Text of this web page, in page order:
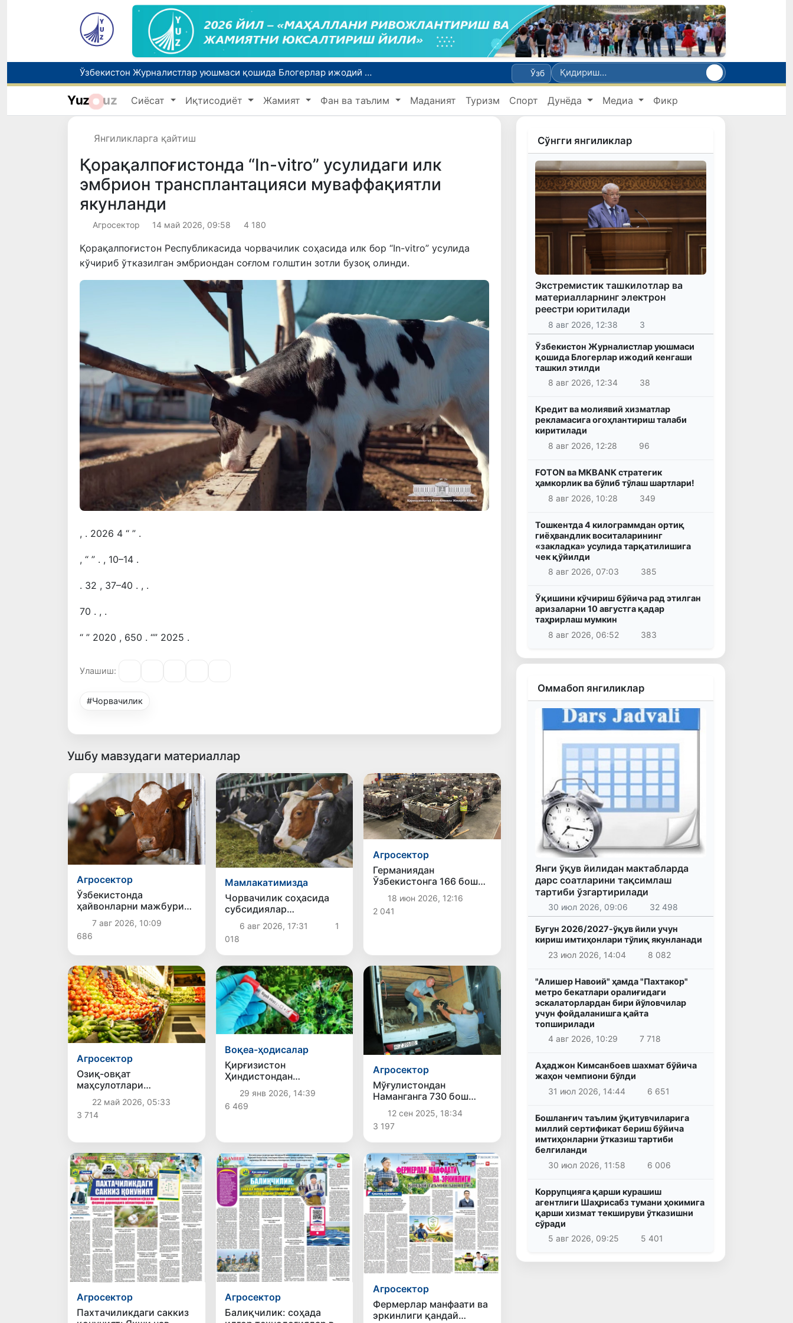
Ўзбекистон Журналистлар уюшмаси қошида Блогерлар ижодий кенгаши ташкил этилди
Кредит ва молиявий хизматлар рекламасига огоҳлантириш талаби киритилади
FOTON ва MKBANK стратегик ҳамкорлик ва бўлиб тўлаш шартлари!
Ўзб
Yuz uz Сиёсат Иқтисодиёт Жамият Фан ва таълим Маданият Туризм Спорт Дунёда Медиа Фикр
Янгиликларга қайтиш
Қорақалпоғистонда “In-vitro” усулидаги илк
эмбрион трансплантацияси муваффақиятли
якунланди
Агросектор 14 май 2026, 09:58 4 180
Қорақалпоғистон Республикасида чорвачилик соҳасида илк бор “In-vitro” усулида
кўчириб ўтказилган эмбриондан соғлом голштин зотли бузоқ олинди.
, . 2026 4 “ ” .
, “ ” . , 10–14 .
. 32 , 37–40 . , .
70 . , .
“ ” 2020 , 650 . “” 2025 .
Улашиш:
#Чорвачилик
Ушбу мавзудаги материаллар
Агросектор
Ўзбекистонда
ҳайвонларни мажбурий
идентификация қилиш
тўғрисидаги қонун кучга
кирди
7 авг 2026, 10:09
686
Мамлакатимизда
Чорвачилик соҳасида
субсидиялар
ажратилади
6 авг 2026, 17:31
1
018
Агросектор
Германиядан
Ўзбекистонга 166 бош
наслли қорамол олиб
келинмоқда
18 июн 2026, 12:16
2 041
Агросектор
Озиқ-овқат
маҳсулотлари
хавфсизлиги соҳасида
ягона давлат бошқаруви
жорий этилади
22 май 2026, 05:33
3 714
Воқеа-ҳодисалар
Қирғизистон
Ҳиндистондан
ҳайвонларни олиб
киришни вақтинча
тақиқлади
29 янв 2026, 14:39
6 469
Агросектор
Мўғулистондан
Наманганга 730 бош
наслли қўй олиб
келинди
12 сен 2025, 18:34
3 197
Агросектор
Пахтачиликдаги саккиз
Агросектор
Балиқчилик: соҳада
Агросектор
Фермерлар манфаати ва
эркинлиги қандай
Сўнгги янгиликлар
Экстремистик ташкилотлар ва
материалларнинг электрон
реестри юритилади
8 авг 2026, 12:38 3
Ўзбекистон Журналистлар уюшмаси
қошида Блогерлар ижодий кенгаши
ташкил этилди
8 авг 2026, 12:34
38
Кредит ва молиявий хизматлар
рекламасига огоҳлантириш талаби
киритилади
8 авг 2026, 12:28
96
FOTON ва MKBANK стратегик
ҳамкорлик ва бўлиб тўлаш шартлари!
8 авг 2026, 10:28
349
Тошкентда 4 килограммдан ортиқ
гиёҳвандлик воситаларининг
«закладка» усулида тарқатилишига
чек қўйилди
8 авг 2026, 07:03
385
Ўқишини кўчириш бўйича рад этилган
аризаларни 10 августга қадар
таҳрирлаш мумкин
8 авг 2026, 06:52
383
Оммабоп янгиликлар
Янги ўқув йилидан мактабларда
дарс соатларини тақсимлаш
тартиби ўзгартирилади
30 июл 2026, 09:06 32 498
Бугун 2026/2027-ўқув йили учун
кириш имтиҳонлари тўлиқ якунланади
23 июл 2026, 14:04
8 082
"Алишер Навоий" ҳамда "Пахтакор"
метро бекатлари оралиғидаги
эскалаторлардан бири йўловчилар
учун фойдаланишга қайта
топширилади
4 авг 2026, 10:29
7 718
Аҳаджон Кимсанбоев шахмат бўйича
жаҳон чемпиони бўлди
31 июл 2026, 14:44
6 651
Бошланғич таълим ўқитувчиларига
миллий сертификат бериш бўйича
имтиҳонларни ўтказиш тартиби
белгиланди
30 июл 2026, 11:58
6 006
Коррупцияга қарши курашиш
агентлиги Шаҳрисабз тумани ҳокимига
қарши хизмат текшируви ўтказишни
сўради
5 авг 2026, 09:25
5 401